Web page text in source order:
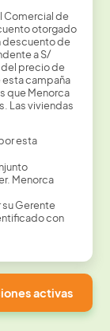
Comercial de
otorgado
descuento de
a S/
precio de
esta campaña
que Menorca
Las viviendas
esta
Menorca
su Gerente
con
activas